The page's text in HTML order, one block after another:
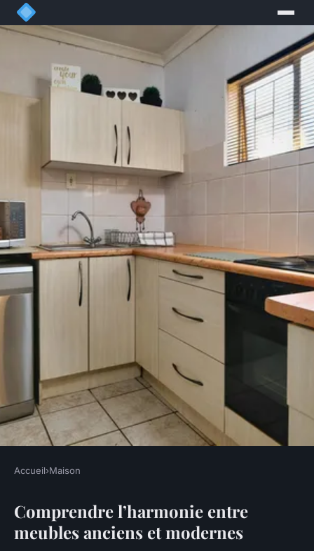
Comment créer une
atmosphère raffinée avec
Accueil›Maison
Comprendre l’harmonie entre
meubles anciens et modernes